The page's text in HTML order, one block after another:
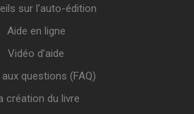
sur l’auto-édition
Aide en ligne
Vidéo d’aide
aux questions (FAQ)
création du livre